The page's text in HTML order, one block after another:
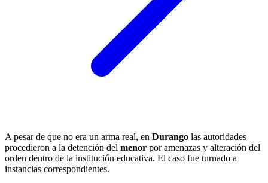
A pesar de que no era un arma real, en Durango las autoridades
procedieron a la detención del menor por amenazas y alteración del
orden dentro de la institución educativa. El caso fue turnado a
instancias correspondientes.